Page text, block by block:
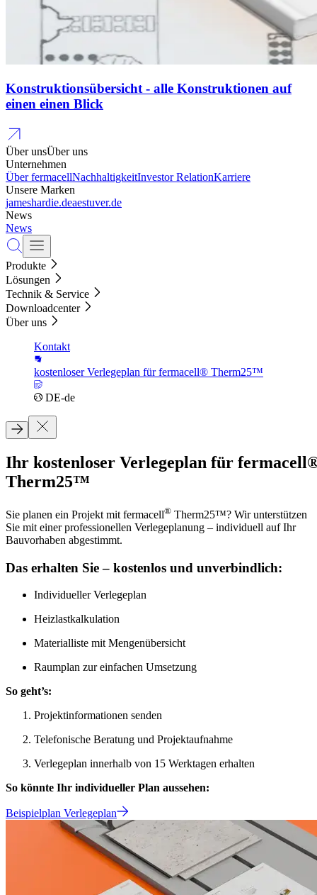
Konstruktionsübersicht - alle Konstruktionen auf
einen einen Blick
Über unsÜber uns
Unternehmen
Über fermacellNachhaltigkeitInvestor RelationKarriere
Unsere Marken
jameshardie.deaestuver.de
News
News
Produkte
Lösungen
Technik & Service
Downloadcenter
Über uns
Kontakt
kostenloser Verlegeplan für fermacell® Therm25™
DE-de
Ihr kostenloser Verlegeplan für
Therm25™
Sie planen ein Projekt mit fermacell® Therm25™? Wir unterstützen
Sie mit einer professionellen Verlegeplanung – individuell auf Ihr
Bauvorhaben abgestimmt.
Das erhalten Sie – kostenlos und unverbindlich:
Individueller Verlegeplan
Heizlastkalkulation
Materialliste mit Mengenübersicht
Raumplan zur einfachen Umsetzung
So geht’s:
Projektinformationen senden
Telefonische Beratung und Projektaufnahme
Verlegeplan innerhalb von 15 Werktagen erhalten
So könnte Ihr individueller Plan aussehen:
Beispielplan Verlegeplan